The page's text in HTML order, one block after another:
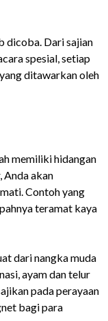
dicoba. Dari sajian
spesial, setiap
ditawarkan oleh
memiliki hidangan
Anda akan
Contoh yang
teramat kaya
dari nangka muda
ayam dan telur
pada perayaan
bagi para